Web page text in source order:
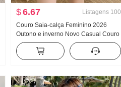
$6.67 Listagens 100
Couro Saia-calça Feminino 2026
Outono e inverno Novo Casual Couro
Vestido de calça Versátil Saia midi
Pele de PU Saia curta Cintura alta A
palavra Saia-calça